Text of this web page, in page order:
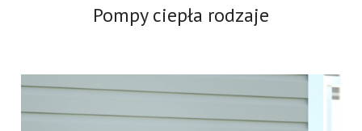
Pompy ciepła rodzaje